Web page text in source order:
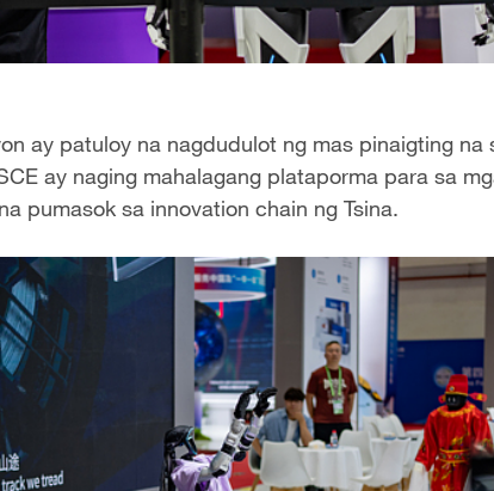
ay patuloy na nagdudulot ng mas pinaigting na
ay naging mahalagang plataporma para sa
pumasok sa innovation chain ng Tsina.